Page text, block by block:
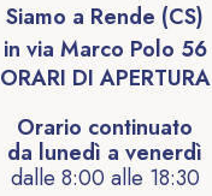
Siamo a Rende (CS)
in via Marco Polo 56
ORARI DI APERTURA
Orario continuato
da lunedì a venerdì
dalle 8:00 alle 18:30